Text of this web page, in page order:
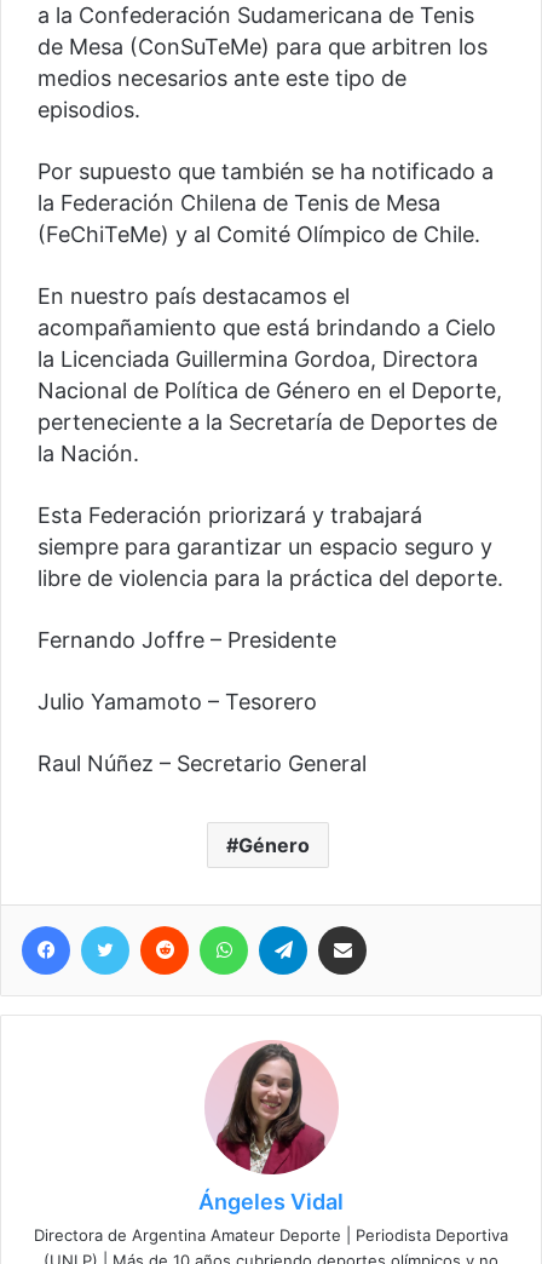
a la Confederación Sudamericana de Tenis
de Mesa (ConSuTeMe) para que arbitren los
medios necesarios ante este tipo de
episodios.
Por supuesto que también se ha notificado a
la Federación Chilena de Tenis de Mesa
(FeChiTeMe) y al Comité Olímpico de Chile.
En nuestro país destacamos el
acompañamiento que está brindando a Cielo
la Licenciada Guillermina Gordoa, Directora
Nacional de Política de Género en el Deporte,
perteneciente a la Secretaría de Deportes de
la Nación.
Esta Federación priorizará y trabajará
siempre para garantizar un espacio seguro y
libre de violencia para la práctica del deporte.
Fernando Joffre – Presidente
Julio Yamamoto – Tesorero
Raul Núñez – Secretario General
Género
Facebook
Twitter Reddit WhatsAppTelegram
Ángeles Vidal
Directora de Argentina Amateur Deporte | Periodista Deportiva